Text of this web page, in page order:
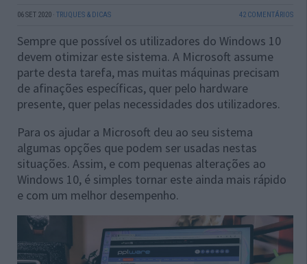
06 SET 2020 · TRUQUES & DICAS 42 COMENTÁRIOS
Sempre que possível os utilizadores do Windows 10
devem otimizar este sistema. A Microsoft assume
parte desta tarefa, mas muitas máquinas precisam
de afinações específicas, quer pelo hardware
presente, quer pelas necessidades dos utilizadores.
Para os ajudar a Microsoft deu ao seu sistema
algumas opções que podem ser usadas nestas
situações. Assim, e com pequenas alterações ao
Windows 10, é simples tornar este ainda mais rápido
e com um melhor desempenho.